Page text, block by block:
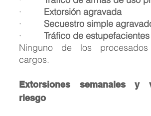
· Extorsión agravada
· Secuestro simple
· Tráfico de estupefacientes
Ninguno de los
cargos.
Extorsiones semanales y
riesgo